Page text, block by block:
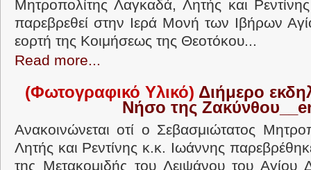
Μητροπολίτης Λαγκαδά, Λητής και
παρεβρεθεί στην Ιερά Μονή των Ιβήρων
εορτή της Κοιμήσεως της Θεοτόκου...
Read more...
(Φωτογραφικό Υλικό) Διήμερο
Νήσο της
Ανακοινώνεται οτί ο Σεβασμιώτατος
Λητής και Ρεντίνης κ.κ. Ιωάννης
της Μετακομιδής του Λειψάνου του Αγίου